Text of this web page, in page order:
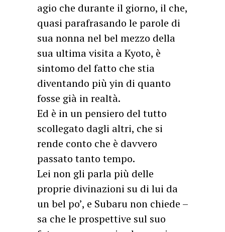
agio che durante il giorno, il che,
quasi parafrasando le parole di
sua nonna nel bel mezzo della
sua ultima visita a Kyoto, è
sintomo del fatto che stia
diventando più yin di quanto
fosse già in realtà.
Ed è in un pensiero del tutto
scollegato dagli altri, che si
rende conto che è davvero
passato tanto tempo.
Lei non gli parla più delle
proprie divinazioni su di lui da
un bel po’, e Subaru non chiede –
sa che le prospettive sul suo